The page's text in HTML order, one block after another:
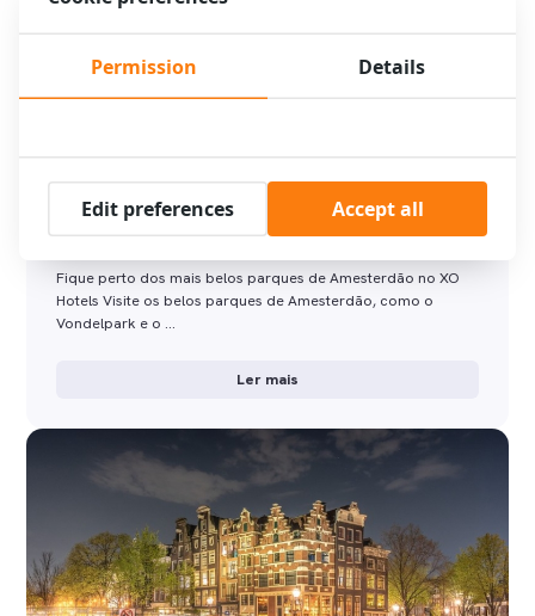
Fique perto dos mais belos parques de
Amesterdão no XO Hotels
Fique perto dos mais belos parques de Amesterdão no XO
Hotels Visite os belos parques de Amesterdão, como o
Vondelpark e o …
Ler mais
Permission Details
Edit preferences Accept all